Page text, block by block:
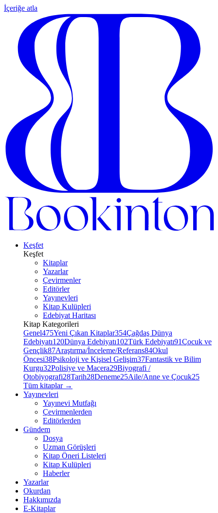
İçeriğe atla
Keşfet
Keşfet
Kitaplar
Yazarlar
Çevirmenler
Editörler
Yayınevleri
Kitap Kulüpleri
Edebiyat Haritası
Kitap Kategorileri
Genel475Yeni Çıkan Kitaplar354Çağdaş Dünya
Edebiyatı120Dünya Edebiyatı102Türk Edebiyatı91Çocuk ve
Gençlik87Araştırma/İnceleme/Referans84Okul
Öncesi38Psikoloji ve Kişisel Gelişim37Fantastik ve Bilim
Kurgu32Polisiye ve Macera29Biyografi /
Otobiyografi28Tarih28Deneme25Aile/Anne ve Çocuk25
Tüm kitaplar →
Yayınevleri
Yayınevi Mutfağı
Çevirmenlerden
Editörlerden
Gündem
Dosya
Uzman Görüşleri
Kitap Öneri Listeleri
Kitap Kulüpleri
Haberler
Yazarlar
Okurdan
Hakkımızda
E-Kitaplar